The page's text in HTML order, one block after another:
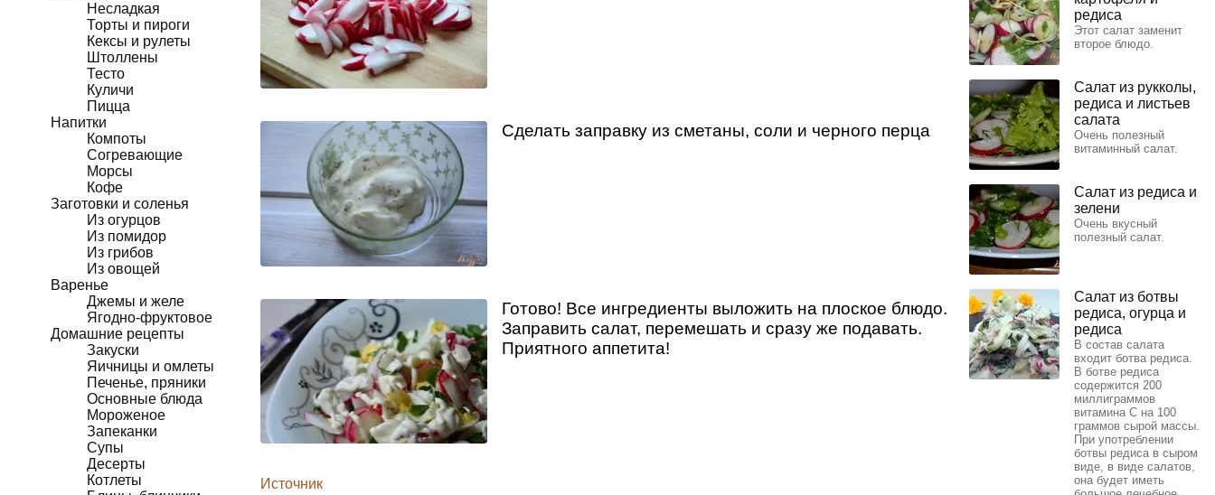
Несладкая
Торты и пироги
Кексы и рулеты
Штоллены
Тесто
Куличи
Пицца
Напитки
Компоты
Согревающие
Морсы
Кофе
Заготовки и соленья
Из огурцов
Из помидор
Из грибов
Из овощей
Варенье
Джемы и желе
Ягодно-фруктовое
Домашние рецепты
Закуски
Яичницы и омлеты
Печенье, пряники
Основные блюда
Мороженое
Запеканки
Супы
Десерты
Котлеты
Сделать заправку из сметаны, соли и черного перца
Готово! Все ингредиенты выложить на плоское блюдо.
Заправить салат, перемешать и сразу же подавать.
Приятного аппетита!
Источник
редиса
Этот салат заменит
второе блюдо.
Салат из рукколы,
редиса и листьев
салата
Очень полезный
витаминный салат.
Салат из редиса и
зелени
Очень вкусный
полезный салат.
Салат из ботвы
редиса, огурца и
редиса
В состав салата
входит ботва редиса.
В ботве редиса
содержится 200
миллиграммов
витамина С на 100
граммов сырой массы.
При употреблении
ботвы редиса в сыром
виде, в виде салатов,
она будет иметь